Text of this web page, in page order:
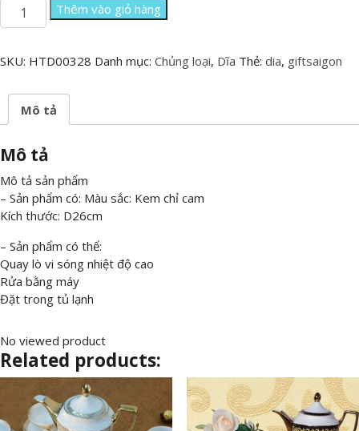
HTD00328
lượng
Thêm vào giỏ hàng
SKU: HTD00328 Danh mục: Chủng loại, Dĩa Thẻ: dia, giftsaigon
Mô tả
Mô tả
Mô tả sản phẩm
– Sản phẩm có: Màu sắc: Kem chỉ cam
Kích thước: D26cm
– Sản phẩm có thể:
Quay lò vi sóng nhiệt độ cao
Rửa bằng máy
Đặt trong tủ lạnh
No viewed product
Related products: